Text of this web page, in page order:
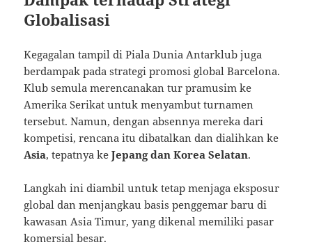
Globalisasi
Kegagalan tampil di Piala Dunia Antarklub juga
berdampak pada strategi promosi global Barcelona.
Klub semula merencanakan tur pramusim ke
Amerika Serikat untuk menyambut turnamen
tersebut. Namun, dengan absennya mereka dari
kompetisi, rencana itu dibatalkan dan dialihkan ke
Asia, tepatnya keJepang dan Korea Selatan.
Langkah ini diambil untuk tetap menjaga eksposur
global dan menjangkau basis penggemar baru di
kawasan Asia Timur, yang dikenal memiliki pasar
komersial besar.